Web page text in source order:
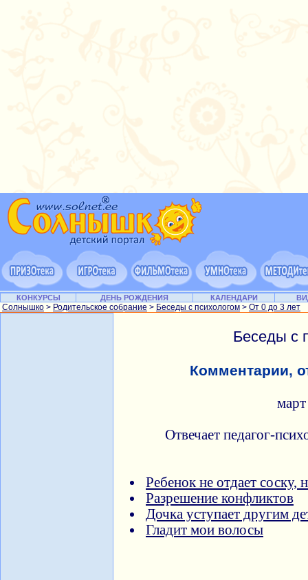
КОНКУРСЫ ДЕНЬ РОЖДЕНИЯ КАЛЕНДАРИ
Солнышко > Родительское собрание > Беседы с психологом > От 0 до 3 лет
Беседы с
Комментарии,
Отвечает педагог-
Ребенок не отдает соску,
Разрешение конфликтов
Дочка уступает другим
Гладит мои волосы